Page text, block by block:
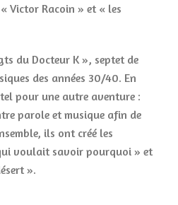
Victor Racoin » et « les
du Docteur K », septet de
des années 30/40. En
pour une autre aventure :
parole et musique afin de
ils ont créé les
voulait savoir pourquoi » et
».